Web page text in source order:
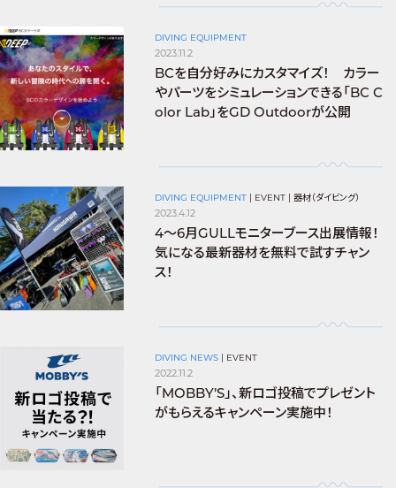
DIVING EQUIPMENT
2023.11.2
BCを自分好みにカスタマイズ！ カラー
やパーツをシミュレーションできる「BC C
olor Lab」をGD Outdoorが公開
DIVING EQUIPMENT | EVENT | 器材（ダイビング）
2023.4.12
4〜6月GULLモニターブース出展情報！
気になる最新器材を無料で試すチャン
ス！
DIVING NEWS | EVENT
2022.11.2
「MOBBY’S」、新ロゴ投稿でプレゼント
がもらえるキャンペーン実施中！